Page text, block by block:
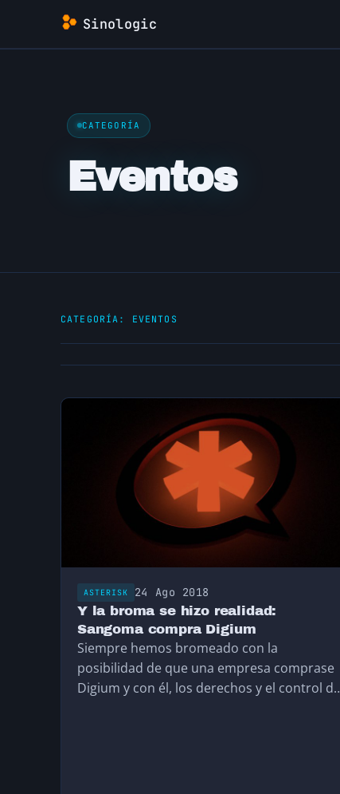
contenido
Sinologic
CATEGORÍA
Eventos
CATEGORÍA: EVENTOS
ASTERISK 24 Ago 2018
Y la broma se hizo realidad:
Sangoma compra Digium
Siempre hemos bromeado con la
posibilidad de que una empresa comprase
Digium y con él, los derechos y el control de